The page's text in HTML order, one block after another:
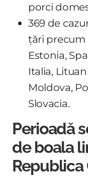
porci
369 de
țări precum
Estonia,
Italia,
Moldova,
Slovacia.
Perioadă
de boala
Republica